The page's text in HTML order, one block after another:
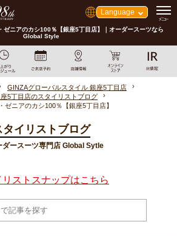
Language
ゼニアのカシ100％【銀座5丁目店】｜オーダースーツなら
Global Style
GINZAグローバルスタイル 銀座5丁目店
5丁目店のスタイリストブログ
ゼニアのカシ100％【銀座5丁目店】
タイリストブログ
ダースーツ専門店 Global Sytle
リストスナップはこちら